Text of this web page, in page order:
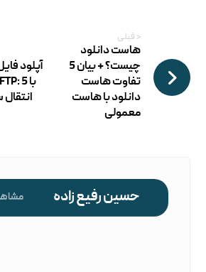
< قبلی
هاست دانلود
چیست؟ + بیان 5
تفاوت هاست
دانلود با هاست
معمولی
آپلود
حسین رفیع زاده